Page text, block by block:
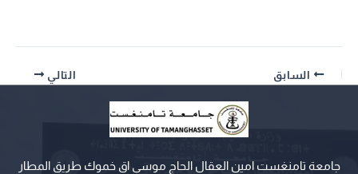
السابق التالي
جامعة تامنغست امين العقال الحاج موسى اق خموك طريق المطار